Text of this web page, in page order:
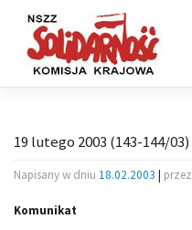
content
19 lutego 2003 (143-144/03)
Napisany w dniu 18.02.2003 | przez
Komunikat